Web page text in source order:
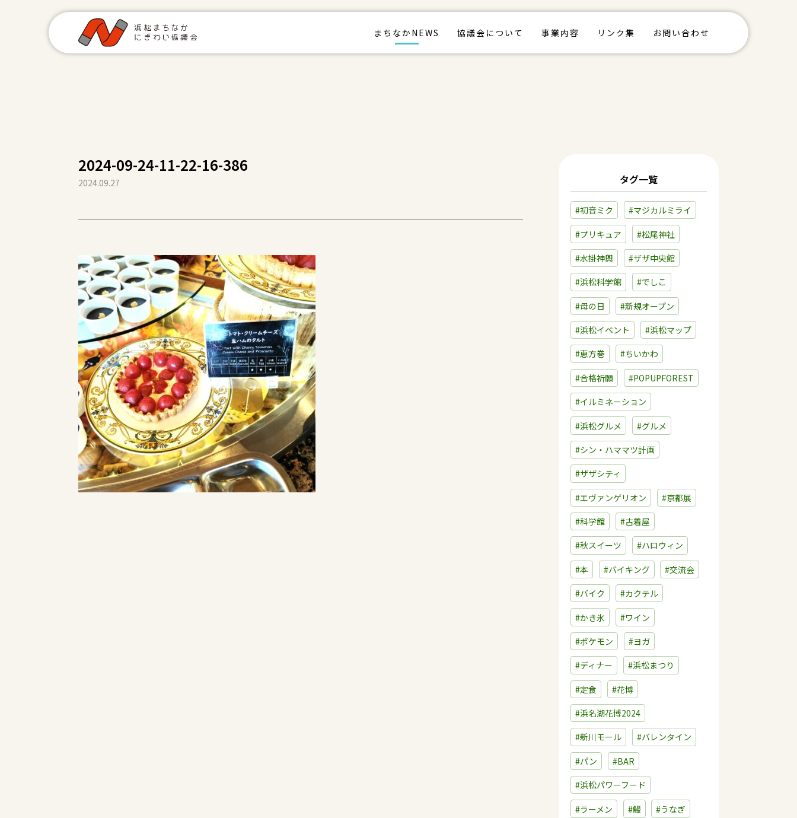
まちなかNEWS 協議会について 事業内容 リンク集 お問い合わせ
2024-09-24-11-22-16-386
2024.09.27 タグ一覧
#初音ミク #マジカルミライ
#プリキュア #松尾神社
#水掛神輿 #ザザ中央館
#浜松科学館 #でしこ
#母の日 #新規オープン
#浜松イベント #浜松マップ
#恵方巻 #ちいかわ
#合格祈願 #POPUPFOREST
#イルミネーション
#浜松グルメ #グルメ
#シン・ハママツ計画
#ザザシティ
#エヴァンゲリオン #京都展
#科学館 #古着屋
#秋スイーツ #ハロウィン
#本 #バイキング #交流会
#バイク #カクテル
#かき氷 #ワイン
#ポケモン #ヨガ
#ディナー #浜松まつり
#定食 #花博
#浜名湖花博2024
#新川モール #バレンタイン
#パン #BAR
#浜松パワーフード
#ラーメン #鰻 #うなぎ